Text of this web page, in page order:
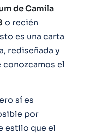
de Camila
o recién
es una carta
rediseñada y
conozcamos el
sí es
por
estilo que el